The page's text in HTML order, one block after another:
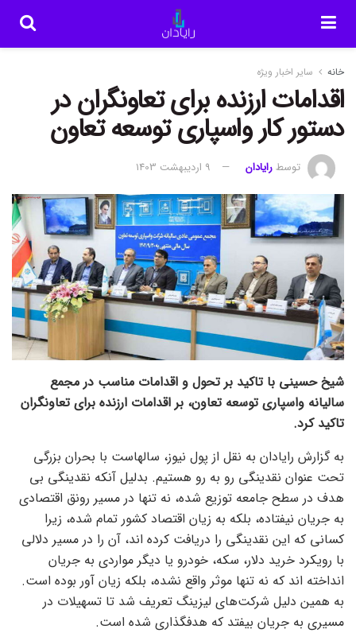
خانه سایر اخبار ویژه
اقدامات ارزنده برای تعاونگران در
دستور کار واسپاری توسعه تعاون
توسطرایادان 9 اردیبهشت 1403
شیخ حسینی با تاکید بر تحول و اقدامات مناسب در مجمع
سالیانه واسپاری توسعه تعاون، بر اقدامات ارزنده برای تعاونگران
تاکید کرد.
به گزارش رایادان به نقل از پول نیوز، سالهاست با بحران بزرگی
تحت عنوان نقدینگی رو به رو هستیم. بدلیل آنکه نقدینگی بی
هدف در سطح جامعه توزیع شده، نه تنها در مسیر رونق اقتصادی
به جریان نیفتاده، بلکه به زیان اقتصاد کشور تمام شده، زیرا
کسانی که این نقدینگی را دریافت کرده اند، آن را در مسیر دلالی
با رویکرد خرید دلار، سکه، خودرو یا دیگر مواردی به جریان
انداخته اند که نه تنها موثر واقع نشده، بلکه زیان آور بوده است.
به همین دلیل شرکت‌های لیزینگ تعریف شد تا تسهیلات در
مسیری به جریان بیفتد که هدفگذاری شده است.